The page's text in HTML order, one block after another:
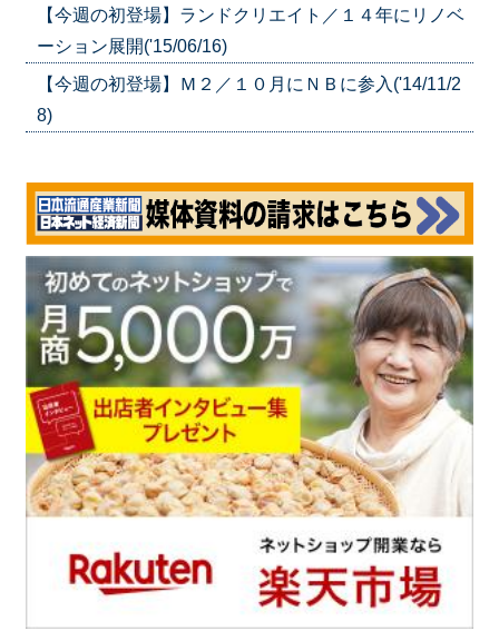
【今週の初登場】ランドクリエイト／１４年にリノベ
ーション展開('15/06/16)
【今週の初登場】Ｍ２／１０月にＮＢに参入('14/11/2
8)